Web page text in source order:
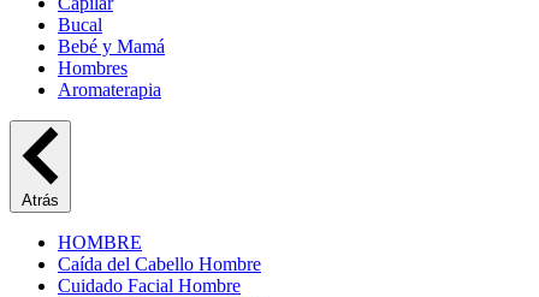
Bucal
Bebé y Mamá
Hombres
Aromaterapia
Atrás
HOMBRE
Caída del Cabello Hombre
Cuidado Facial Hombre